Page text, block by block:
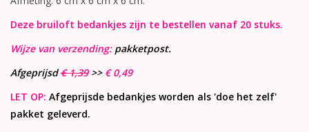
Deze bruiloft bedankjes zijn te bestellen vanaf 20 stuks.
Wijze van verzending: pakketpost.
Afgeprijsd € 1,39>>€ 0,49
LET OP: Afgeprijsde bedankjes worden als 'doe het zelf'
pakket geleverd.